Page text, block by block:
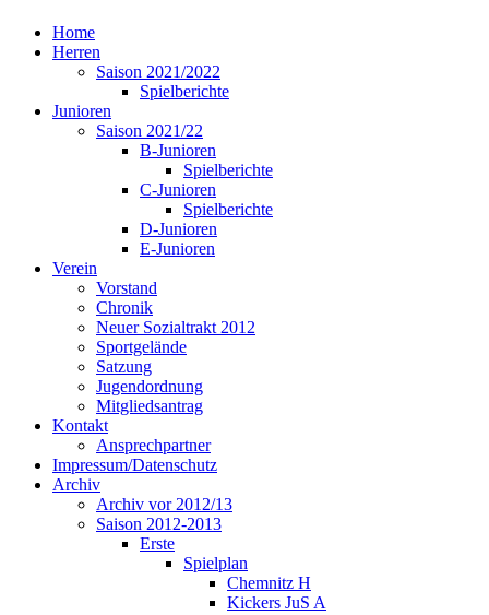
Home
Herren
Saison 2021/2022
Spielberichte
Junioren
Saison 2021/22
B-Junioren
Spielberichte
C-Junioren
Spielberichte
D-Junioren
E-Junioren
Verein
Vorstand
Chronik
Neuer Sozialtrakt 2012
Sportgelände
Satzung
Jugendordnung
Mitgliedsantrag
Kontakt
Ansprechpartner
Impressum/Datenschutz
Archiv
Archiv vor 2012/13
Saison 2012-2013
Erste
Spielplan
Chemnitz H
Kickers JuS A